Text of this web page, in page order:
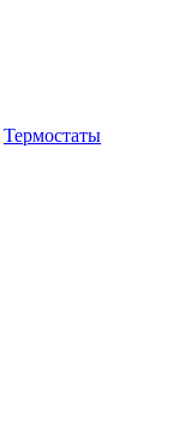
Термостаты